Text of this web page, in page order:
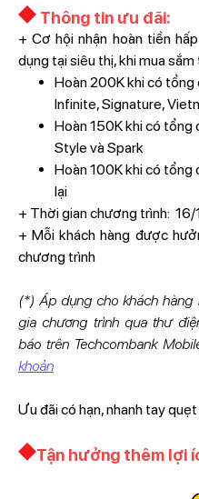
Thông tin ưu đãi:
+ Cơ hội nhận hoàn tiền
dụng tại siêu thị, khi mua
Hoàn 200K khi có
Infinite, Signature,
Hoàn 150K khi có tổng
Style và Spark
Hoàn 100K khi có
lại
+ Thời gian chương trình:
+ Mỗi khách hàng được
chương trình
(*) Áp dụng cho khách
gia chương trình qua thư
báo trên Techcombank
khoản
Ưu đãi có hạn, nhanh tay
Tận hưởng thêm lợi